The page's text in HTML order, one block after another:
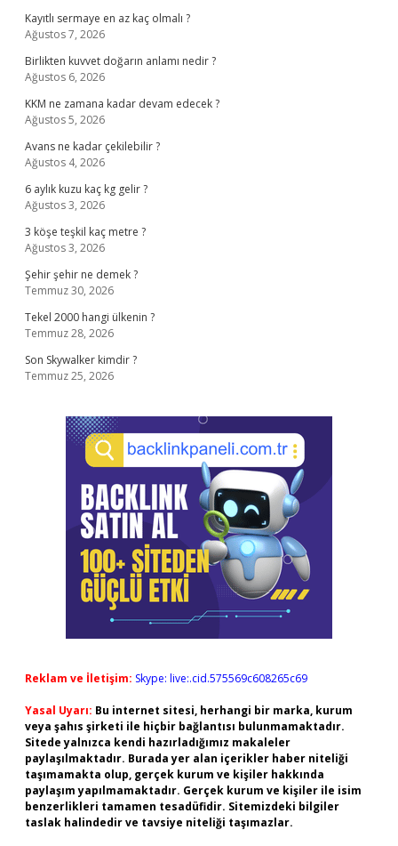
Kayıtlı sermaye en az kaç olmalı ?
Ağustos 7, 2026
Birlikten kuvvet doğarın anlamı nedir ?
Ağustos 6, 2026
KKM ne zamana kadar devam edecek ?
Ağustos 5, 2026
Avans ne kadar çekilebilir ?
Ağustos 4, 2026
6 aylık kuzu kaç kg gelir ?
Ağustos 3, 2026
3 köşe teşkil kaç metre ?
Ağustos 3, 2026
Şehir şehir ne demek ?
Temmuz 30, 2026
Tekel 2000 hangi ülkenin ?
Temmuz 28, 2026
Son Skywalker kimdir ?
Temmuz 25, 2026
Reklam ve İletişim: Skype: live:.cid.575569c608265c69
Yasal Uyarı: Bu internet sitesi, herhangi bir marka, kurum
veya şahıs şirketi ile hiçbir bağlantısı bulunmamaktadır.
Sitede yalnızca kendi hazırladığımız makaleler
paylaşılmaktadır. Burada yer alan içerikler haber niteliği
taşımamakta olup, gerçek kurum ve kişiler hakkında
paylaşım yapılmamaktadır. Gerçek kurum ve kişiler ile isim
benzerlikleri tamamen tesadüfidir. Sitemizdeki bilgiler
taslak halindedir ve tavsiye niteliği taşımazlar.